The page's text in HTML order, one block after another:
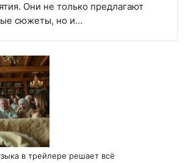
Они не только предлагают
сюжеты, но и…
в трейлере решает всё